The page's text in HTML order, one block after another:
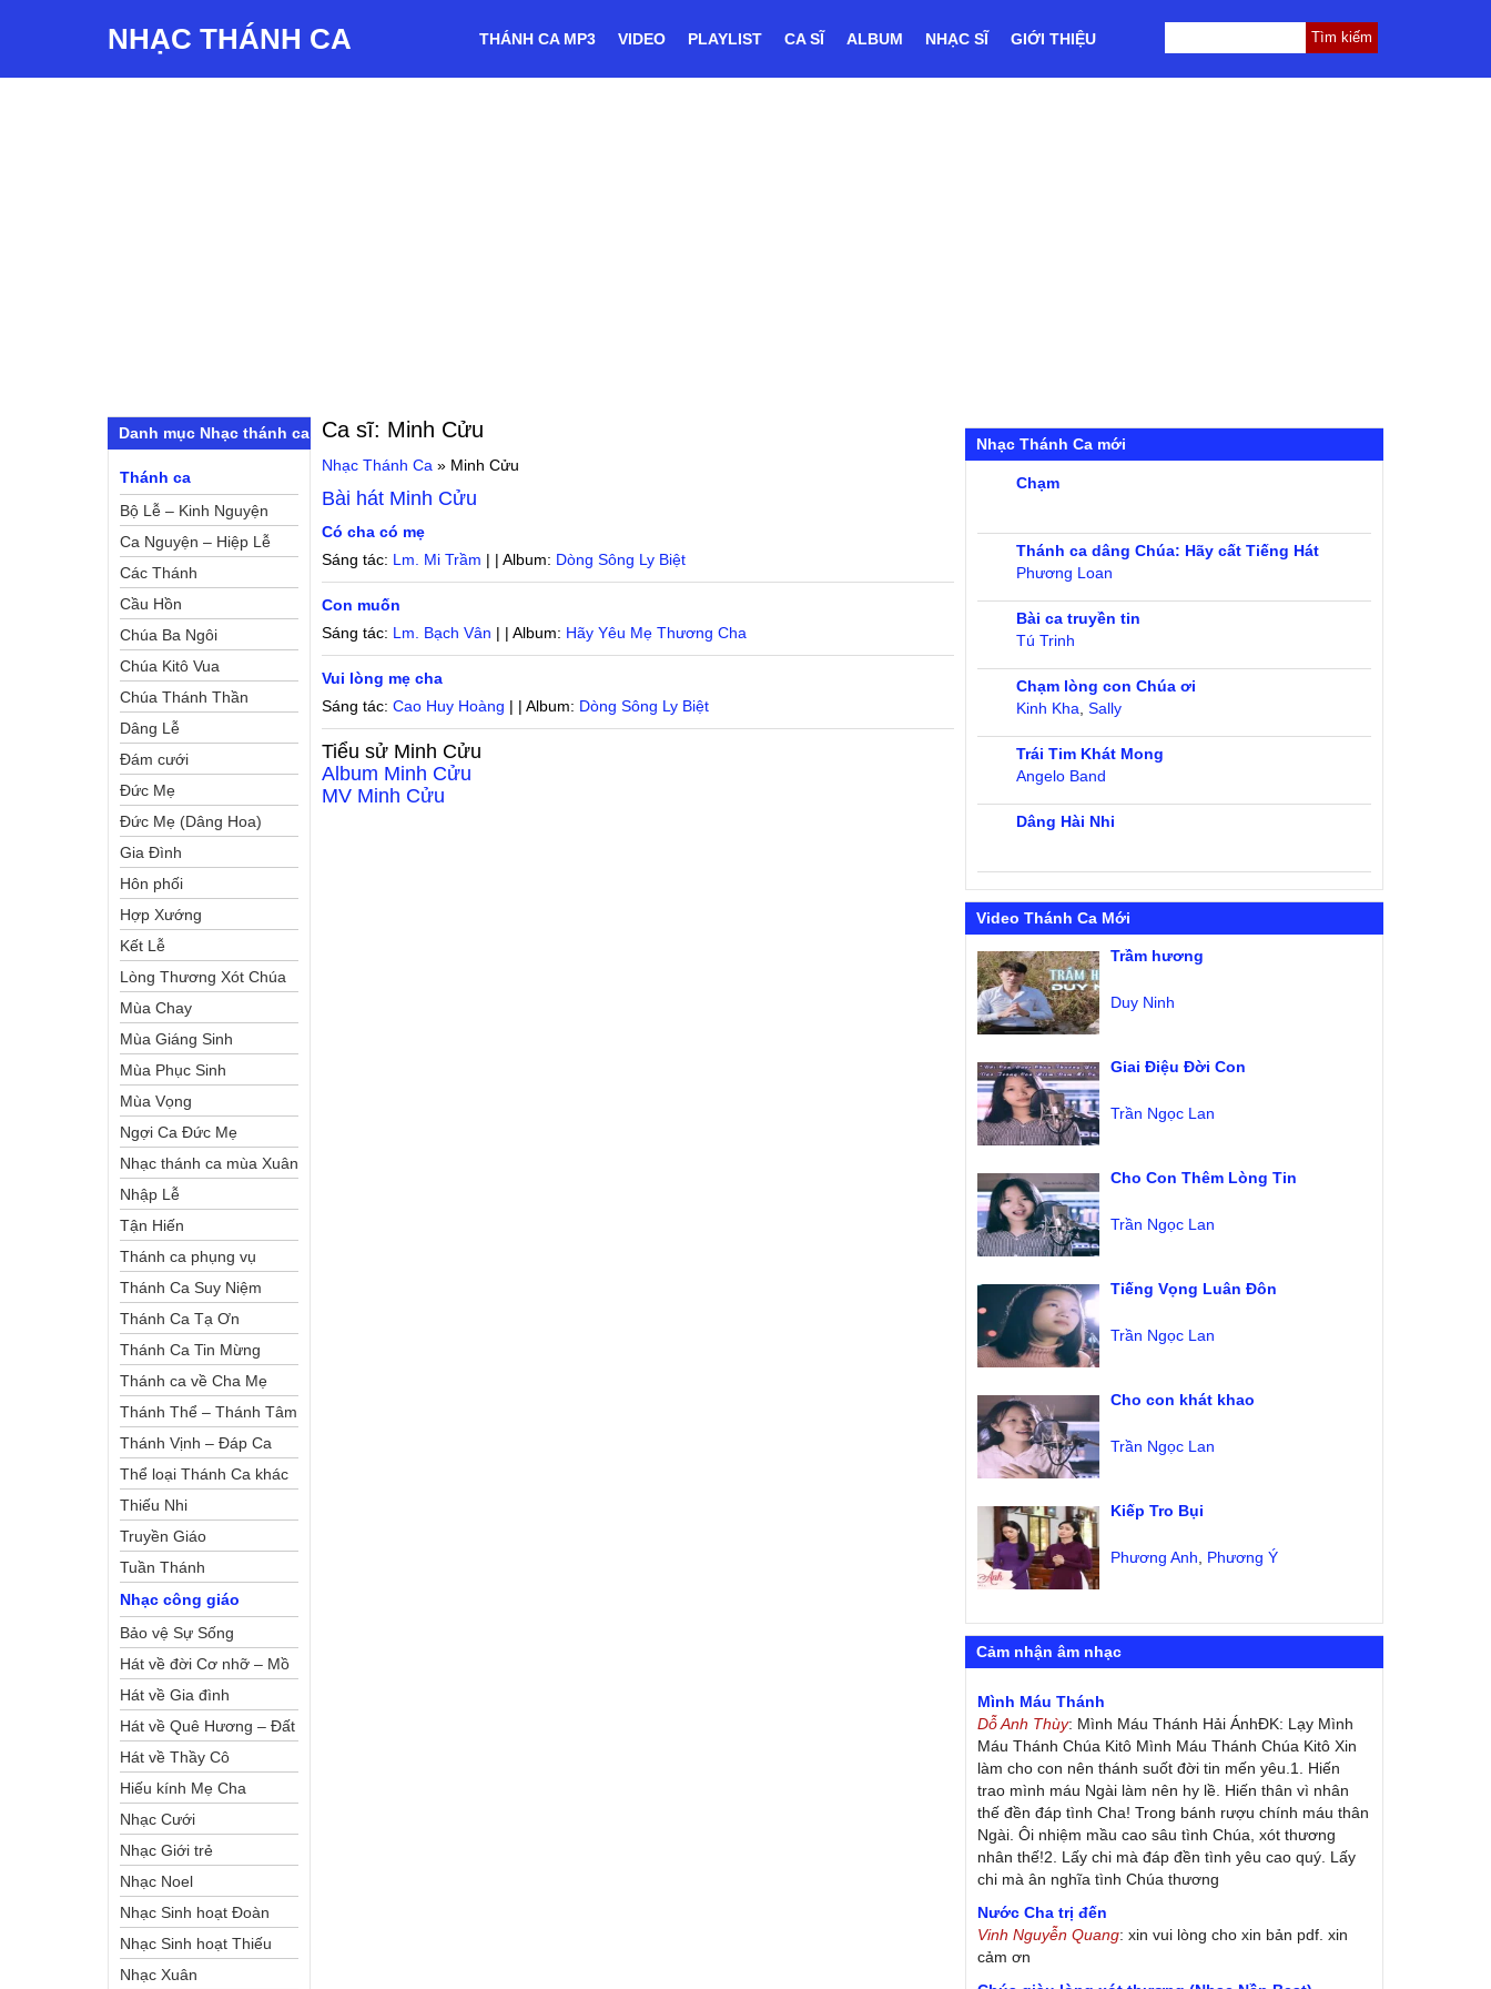
NHẠC THÁNH CA THÁNH CA MP3 VIDEO PLAYLIST CA SĨ ALBUM NHẠC SĨ GIỚI THIỆU
Ca sĩ: Minh Cửu
Nhạc Thánh Ca » Minh Cửu
Bài hát Minh Cửu
Có cha có mẹ
Sáng tác: Lm. Mi Trầm | | Album: Dòng Sông Ly Biệt
Con muốn
Sáng tác: Lm. Bạch Vân | | Album: Hãy Yêu Mẹ Thương Cha
Vui lòng mẹ cha
Sáng tác:Cao Huy Hoàng | | Album: Dòng Sông Ly Biệt
Tiểu sử Minh Cửu
Album Minh Cửu
MV Minh Cửu
Danh mục Nhạc thánh ca
Thánh ca
Bộ Lễ – Kinh Nguyện
Ca Nguyện – Hiệp Lễ
Các Thánh
Cầu Hồn
Chúa Ba Ngôi
Chúa Kitô Vua
Chúa Thánh Thần
Dâng Lễ
Đám cưới
Đức Mẹ
Đức Mẹ (Dâng Hoa)
Gia Đình
Hôn phối
Hợp Xướng
Kết Lễ
Lòng Thương Xót Chúa
Mùa Chay
Mùa Giáng Sinh
Mùa Phục Sinh
Mùa Vọng
Ngợi Ca Đức Mẹ
Nhạc thánh ca mùa Xuân
Nhập Lễ
Tận Hiến
Thánh ca phụng vụ
Thánh Ca Suy Niệm
Thánh Ca Tạ Ơn
Thánh Ca Tin Mừng
Thánh ca về Cha Mẹ
Thánh Thể – Thánh Tâm
Thánh Vịnh – Đáp Ca
Thể loại Thánh Ca khác
Thiếu Nhi
Truyền Giáo
Tuần Thánh
Nhạc công giáo
Bảo vệ Sự Sống
Hát về đời Cơ nhỡ – Mồ
côi
Hát về Gia đình
Hát về Quê Hương – Đất
Nước
Hát về Thầy Cô
Hiếu kính Mẹ Cha
Nhạc Cưới
Nhạc Giới trẻ
Nhạc Noel
Nhạc Sinh hoạt Đoàn
Thể Công Giáo
Nhạc Sinh hoạt Thiếu
Nhi
Nhạc Xuân
Nhạc Thánh Ca mới
Chạm
Thánh ca dâng Chúa: Hãy cất Tiếng Hát
Phương Loan
Bài ca truyền tin
Tú Trinh
Chạm lòng con Chúa ơi
Kinh Kha ,Sally
Trái Tim Khát Mong
Angelo Band
Dâng Hài Nhi
Video Thánh Ca Mới
Trầm hương
Duy Ninh
Giai Điệu Đời Con
Trần Ngọc Lan
Cho Con Thêm Lòng Tin
Trần Ngọc Lan
Tiếng Vọng Luân Đôn
Trần Ngọc Lan
Cho con khát khao
Trần Ngọc Lan
Kiếp Tro Bụi
Phương Anh Phương Ý
Cảm nhận âm nhạc
Mình Máu Thánh
Dỗ Anh Thùy: Mình Máu Thánh Hải ÁnhĐK: Lạy Mình
Máu Thánh Chúa Kitô Mình Máu Thánh Chúa Kitô Xin
làm cho con nên thánh suốt đời tin mến yêu.1. Hiến
trao mình máu Ngài làm nên hy lề. Hiến thân vì nhân
thế đền đáp tình Cha! Trong bánh rượu chính máu thân
Ngài. Ôi nhiệm mầu cao sâu tình Chúa, xót thương
nhân thế!2. Lấy chi mà đáp đền tình yêu cao quý. Lấy
chi mà ân nghĩa tình Chúa thương
Nước Cha trị đến
Vinh Nguyễn Quang: xin vui lòng cho xin bản pdf. xin
cảm ơn